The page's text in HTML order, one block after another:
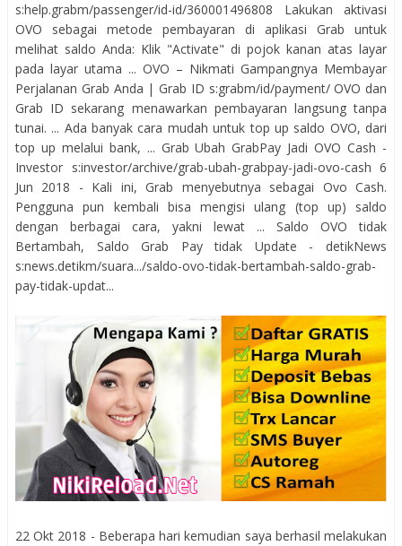
s:help.grabm/passenger/id-id/360001496808 Lakukan aktivasi
OVO sebagai metode pembayaran di aplikasi Grab untuk
melihat saldo Anda: Klik "Activate" di pojok kanan atas layar
pada layar utama ... OVO – Nikmati Gampangnya Membayar
Perjalanan Grab Anda | Grab ID s:grabm/id/payment/ OVO dan
Grab ID sekarang menawarkan pembayaran langsung tanpa
tunai. ... Ada banyak cara mudah untuk top up saldo OVO, dari
top up melalui bank, ... Grab Ubah GrabPay Jadi OVO Cash -
Investor s:investor/archive/grab-ubah-grabpay-jadi-ovo-cash 6
Jun 2018 - Kali ini, Grab menyebutnya sebagai Ovo Cash.
Pengguna pun kembali bisa mengisi ulang (top up) saldo
dengan berbagai cara, yakni lewat ... Saldo OVO tidak
Bertambah, Saldo Grab Pay tidak Update - detikNews
s:news.detikm/suara.../saldo-ovo-tidak-bertambah-saldo-grab-
pay-tidak-updat...
22 Okt 2018 - Beberapa hari kemudian saya berhasil melakukan